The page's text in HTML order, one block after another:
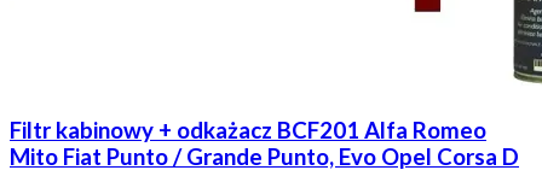
Filtr kabinowy + odkażacz BCF201 Alfa Romeo
Mito Fiat Punto / Grande Punto, Evo Opel Corsa D